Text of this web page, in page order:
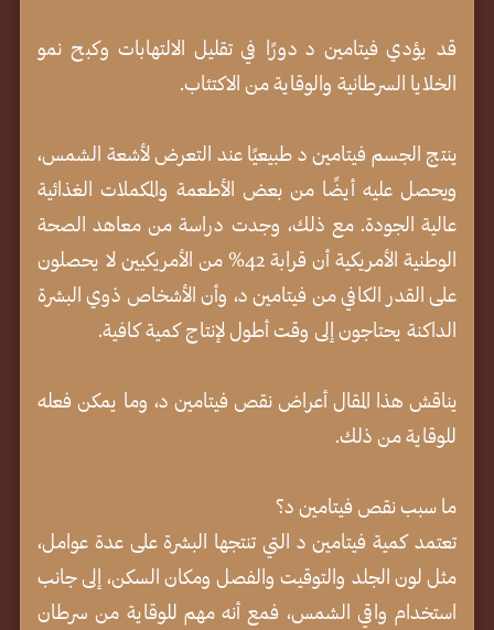
قد يؤدي فيتامين د دورًا في تقليل الالتهابات وكبح نمو
الخلايا السرطانية والوقاية من الاكتئاب.
ينتج الجسم فيتامين د طبيعيًا عند التعرض لأشعة الشمس،
ويحصل عليه أيضًا من بعض الأطعمة والمكملات الغذائية
عالية الجودة. مع ذلك، وجدت دراسة من معاهد الصحة
الوطنية الأمريكية أن قرابة 42% من الأمريكيين لا يحصلون
على القدر الكافي من فيتامين د، وأن الأشخاص ذوي البشرة
الداكنة يحتاجون إلى وقت أطول لإنتاج كمية كافية.
يناقش هذا المقال أعراض نقص فيتامين د، وما يمكن فعله
للوقاية من ذلك.
ما سبب نقص فيتامين د؟
تعتمد كمية فيتامين د التي تنتجها البشرة على عدة عوامل،
مثل لون الجلد والتوقيت والفصل ومكان السكن، إلى جانب
استخدام واقي الشمس، فمع أنه مهم للوقاية من سرطان